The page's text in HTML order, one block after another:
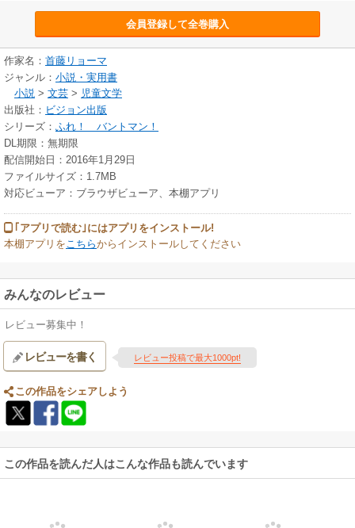
会員登録して全巻購入
作家名： 首藤リョーマ
ジャンル： 小説・実用書
小説 > 文芸 > 児童文学
出版社： ビジョン出版
シリーズ： ふれ！ バントマン！
DL期限：無期限
配信開始日：2016年1月29日
ファイルサイズ：1.7MB
対応ビューア：ブラウザビューア、本棚アプリ
｢アプリで読む｣にはアプリをインストール!
本棚アプリをこちらからインストールしてください
みんなのレビュー
レビュー募集中！
レビューを書く レビュー投稿で最大1000pt!
この作品をシェアしよう
この作品を読んだ人はこんな作品も読んでいます